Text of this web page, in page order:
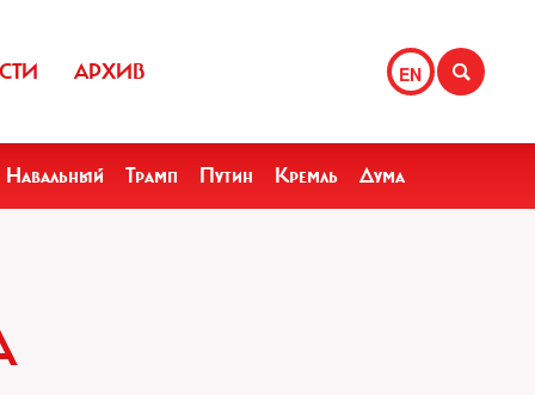
EN
АРХИВ
Навальный Трамп Путин Кремль Дума